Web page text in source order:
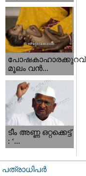
പോഷകാഹാരക്കുറവ്
മൂലം വന്‍...
ടീം അണ്ണ ഒറ്റക്കെട്ട്
: ‘...
പത്രാധിപര്‍